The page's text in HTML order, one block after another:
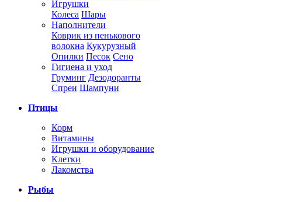
Игрушки
Колеса Шары
Наполнители
Коврик из пенькового
волокна Кукурузный
Опилки Песок Сено
Гигиена и уход
Груминг Дезодоранты
Спреи Шампуни
Птицы
Корм
Витамины
Игрушки и оборудование
Клетки
Лакомства
Рыбы